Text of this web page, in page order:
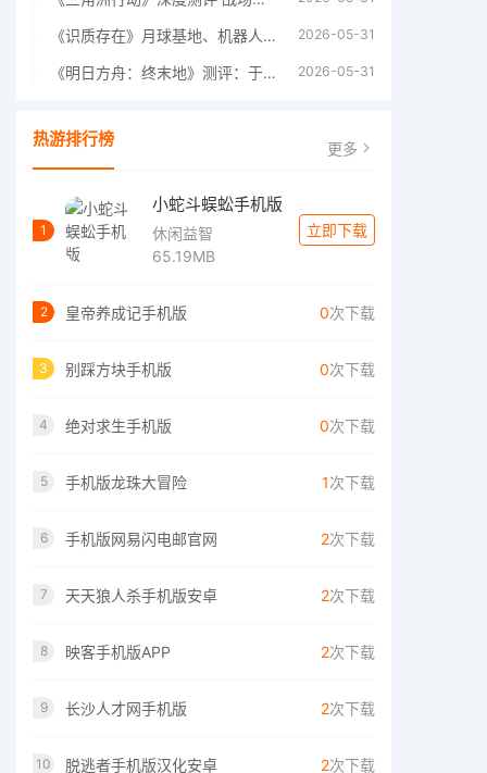
《识质存在》月球基地、机器人女孩多年来最佳射击游戏 2026-05-31
《明日方舟：终末地》测评：于荒芜之中，重建文明 2026-05-31
热游排行榜 更多
1
小蛇斗蜈蚣手机版
休闲益智
65.19MB
立即下载
2 皇帝养成记手机版 0次下载
3 别踩方块手机版 0次下载
4 绝对求生手机版 0次下载
5 手机版龙珠大冒险 1次下载
6 手机版网易闪电邮官网 2次下载
7 天天狼人杀手机版安卓 2次下载
8 映客手机版APP 2次下载
9 长沙人才网手机版 2次下载
10 脱逃者手机版汉化安卓 2次下载